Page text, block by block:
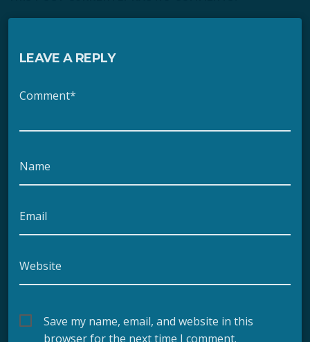
LEAVE A REPLY
Comment*
Name
Email
Website
Save my name, email, and website in this
browser for the next time I comment.